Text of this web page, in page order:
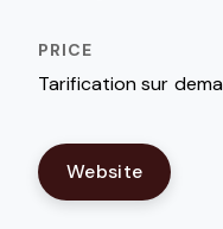
Tarification sur
Website